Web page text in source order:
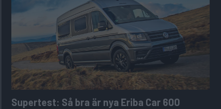
Supertest: Så bra är nya Eriba Car 600